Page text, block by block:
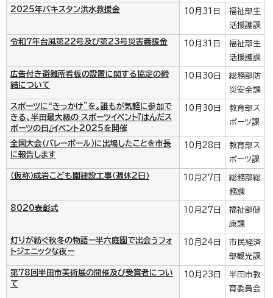
2025年パキスタン洪水救援金 10月31日
福祉部生
活援護課
令和7年台風第22号及び第23号災害義援金 10月31日
福祉部生
活援護課
広告付き避難所看板の設置に関する協定の締
結について
10月30日
総務部防
災安全課
スポーツに“きっかけ”を。誰もが気軽に参加で
きる、半田最大級の スポーツイベント『はんだス
ポーツの日』イベント2025を開催
10月30日
教育部ス
ポーツ課
全国大会（バレーボール）に出場したことを市長
に報告します
10月28日
教育部ス
ポーツ課
（仮称）成岩こども園建設工事（週休2日） 10月27日
総務部総
務課
8020表彰式 10月27日
福祉部健
康課
灯りが紡ぐ秋冬の物語ー半六庭園で出会うフォ
トジェニックな夜ー
10月24日
市民経済
部観光課
第78回半田市美術展の開催及び受賞者につい
て
10月23日
半田市教
育委員会